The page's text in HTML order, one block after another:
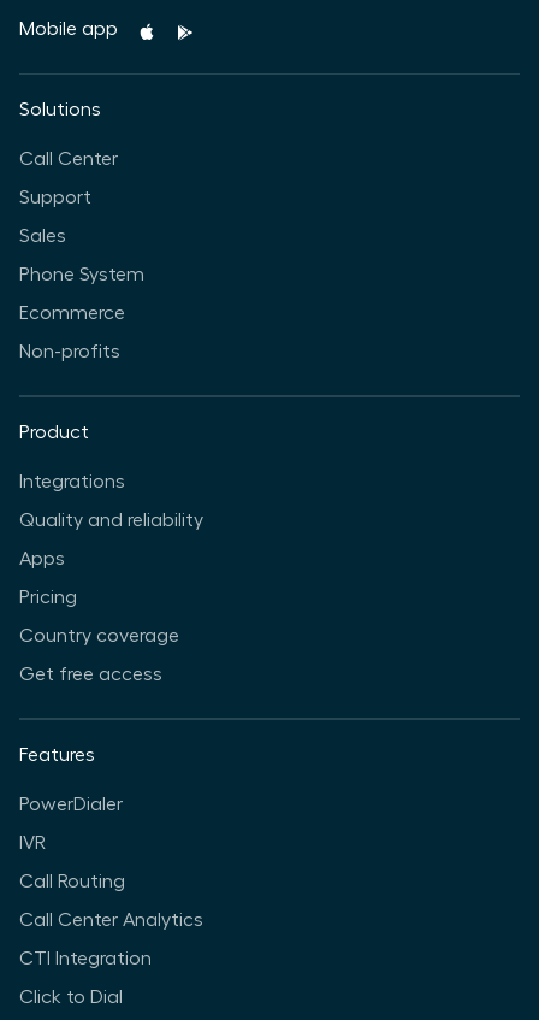
Mobile app
Solutions
Call Center
Support
Sales
Phone System
Ecommerce
Non-profits
Product
Integrations
Quality and reliability
Apps
Pricing
Country coverage
Get free access
Features
PowerDialer
IVR
Call Routing
Call Center Analytics
CTI Integration
Click to Dial